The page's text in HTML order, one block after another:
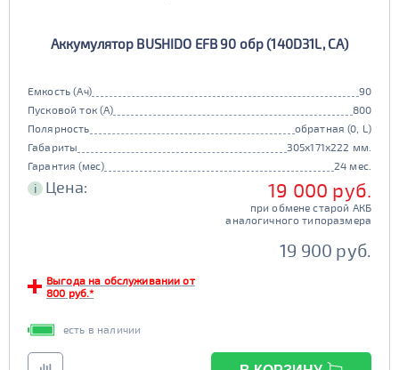
Аккумулятор BUSHIDO EFB 90 обр (140D31L, CA)
Емкость (Ач)
90
Пусковой ток (А)
800
Полярность
обратная (0, L)
Габариты
305x171x222 мм.
Гарантия (мес)
24 мес.
i Цена: 19 000 руб.
при обмене старой АКБ
аналогичного типоразмера
19 900 руб.
Выгода на обслуживании от
800 руб.*
есть в наличии